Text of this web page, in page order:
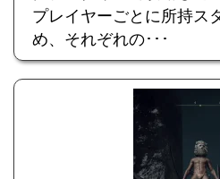
プレイヤーごとに所持ス
め、それぞれの･･･